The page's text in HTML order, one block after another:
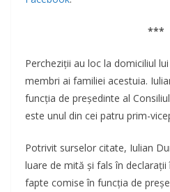
***
Percheziții au loc la domiciliul
membri ai familiei acestuia.
funcția de președinte al
este unul din cei patru prim-
Potrivit surselor citate, Iulian
luare de mită și fals în
fapte comise în funcția de